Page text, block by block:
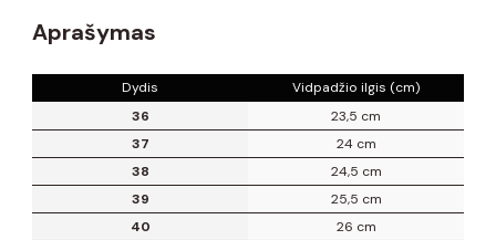
Aprašymas
Dydis
Vidpadžio ilgis (cm)
36
23,5 cm
37
24 cm
38
24,5 cm
39
25,5 cm
40
26 cm